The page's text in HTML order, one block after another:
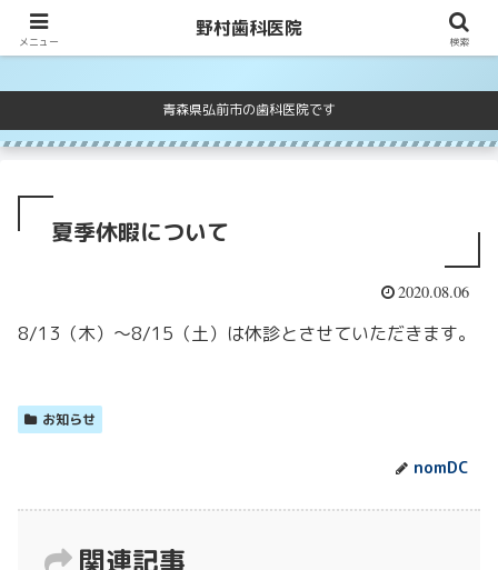
野村歯科医院
青森県弘前市の歯科医院です
夏季休暇について
2020.08.06
8/13（木）〜8/15（土）は休診とさせていただきます。
お知らせ
nomDC
関連記事
メニュー
野村歯科医院
検索